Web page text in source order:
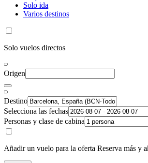
Solo ida
Varios destinos
Solo vuelos directos
Origen
Destino
Selecciona las fechas
Personas y clase de cabina
Añadir un vuelo para la oferta Reserva más y